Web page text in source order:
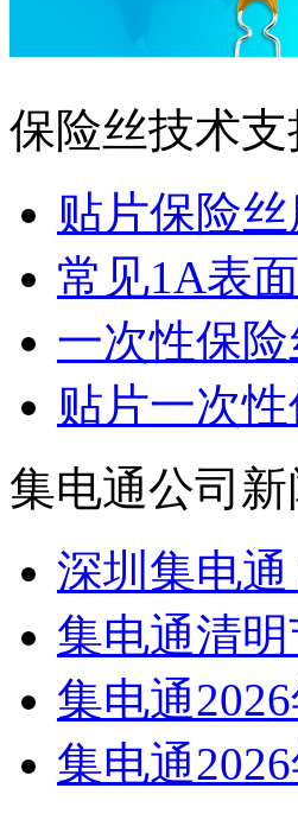
保险丝技术支
贴片保险
常见1A表
一次性保
贴片一次
集电通公司新
深圳集电
集电通清
集电通
集电通